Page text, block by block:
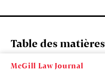
McGill Law Journal
Table des matières